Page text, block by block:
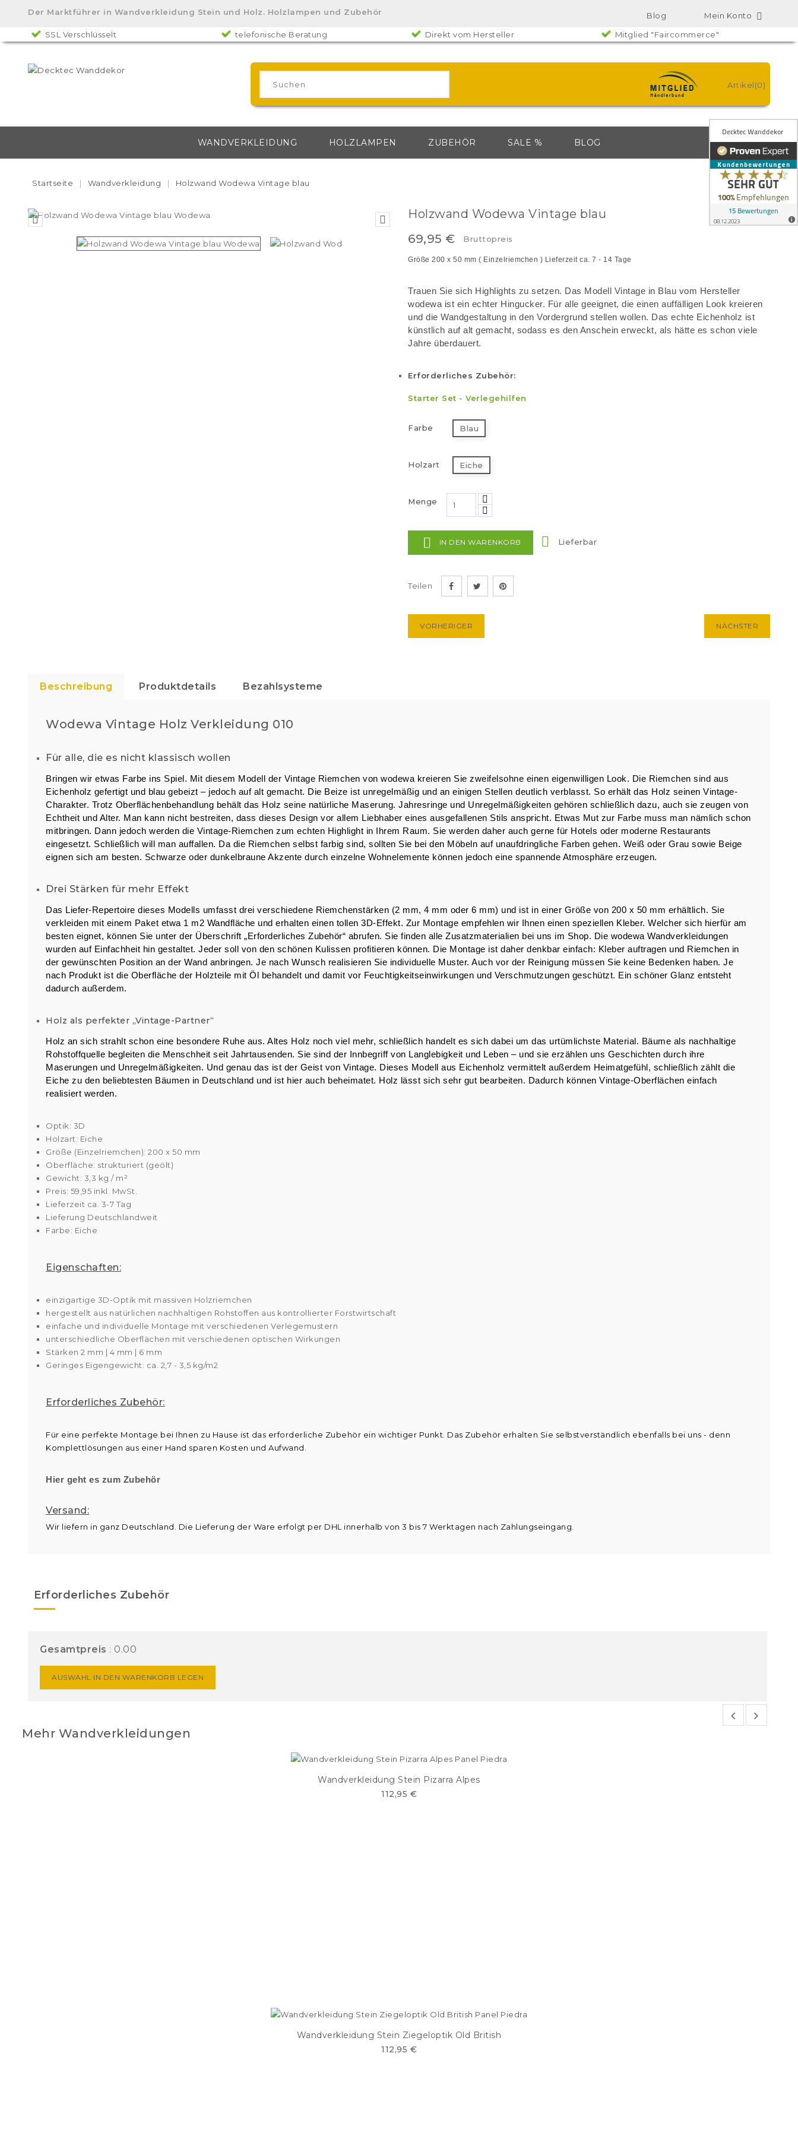
Der Marktführer in Wandverkleidung Stein und Holz. Holzlampen und Zubehör Mein Konto 
Blog
SSL Verschlüsselt
telefonische Beratung Direkt vom Hersteller Mitglied "Faircommerce"
Artikel(0)
WANDVERKLEIDUNG HOLZLAMPEN ZUBEHÖR SALE % BLOG
Startseite Wandverkleidung Holzwand Wodewa Vintage blau
 
Holzwand Wodewa Vintage blau
69,95 €
Bruttopreis
Größe 200 x 50 mm ( Einzelriemchen ) Lieferzeit ca. 7 - 14 Tage
Trauen Sie sich Highlights zu setzen. Das Modell Vintage in Blau vom Hersteller
wodewa ist ein echter Hingucker. Für alle geeignet, die einen auffälligen Look kreieren
und die Wandgestaltung in den Vordergrund stellen wollen. Das echte Eichenholz ist
künstlich auf alt gemacht, sodass es den Anschein erweckt, als hätte es schon viele
Jahre überdauert.
Erforderliches Zubehör:
Starter Set - Verlegehilfen
Farbe Blau
Holzart Eiche
Menge
 IN DEN WARENKORB  Lieferbar
Teilen
VORHERIGER NÄCHSTER
Beschreibung Produktdetails Bezahlsysteme
Wodewa Vintage Holz Verkleidung 010
Für alle, die es nicht klassisch wollen
Bringen wir etwas Farbe ins Spiel. Mit diesem Modell der Vintage Riemchen von wodewa kreieren Sie zweifelsohne einen eigenwilligen Look. Die Riemchen sind aus
Eichenholz gefertigt und blau gebeizt – jedoch auf alt gemacht. Die Beize ist unregelmäßig und an einigen Stellen deutlich verblasst. So erhält das Holz seinen Vintage-
Charakter. Trotz Oberflächenbehandlung behält das Holz seine natürliche Maserung. Jahresringe und Unregelmäßigkeiten gehören schließlich dazu, auch sie zeugen von
Echtheit und Alter. Man kann nicht bestreiten, dass dieses Design vor allem Liebhaber eines ausgefallenen Stils anspricht. Etwas Mut zur Farbe muss man nämlich schon
mitbringen. Dann jedoch werden die Vintage-Riemchen zum echten Highlight in Ihrem Raum. Sie werden daher auch gerne für Hotels oder moderne Restaurants
eingesetzt. Schließlich will man auffallen. Da die Riemchen selbst farbig sind, sollten Sie bei den Möbeln auf unaufdringliche Farben gehen. Weiß oder Grau sowie Beige
eignen sich am besten. Schwarze oder dunkelbraune Akzente durch einzelne Wohnelemente können jedoch eine spannende Atmosphäre erzeugen.
Drei Stärken für mehr Effekt
Das Liefer-Repertoire dieses Modells umfasst drei verschiedene Riemchenstärken (2 mm, 4 mm oder 6 mm) und ist in einer Größe von 200 x 50 mm erhältlich. Sie
verkleiden mit einem Paket etwa 1 m2 Wandfläche und erhalten einen tollen 3D-Effekt. Zur Montage empfehlen wir Ihnen einen speziellen Kleber. Welcher sich hierfür am
besten eignet, können Sie unter der Überschrift „Erforderliches Zubehör“ abrufen. Sie finden alle Zusatzmaterialien bei uns im Shop. Die wodewa Wandverkleidungen
wurden auf Einfachheit hin gestaltet. Jeder soll von den schönen Kulissen profitieren können. Die Montage ist daher denkbar einfach: Kleber auftragen und Riemchen in
der gewünschten Position an der Wand anbringen. Je nach Wunsch realisieren Sie individuelle Muster. Auch vor der Reinigung müssen Sie keine Bedenken haben. Je
nach Produkt ist die Oberfläche der Holzteile mit Öl behandelt und damit vor Feuchtigkeitseinwirkungen und Verschmutzungen geschützt. Ein schöner Glanz entsteht
dadurch außerdem.
Holz als perfekter „Vintage-Partner“
Holz an sich strahlt schon eine besondere Ruhe aus. Altes Holz noch viel mehr, schließlich handelt es sich dabei um das urtümlichste Material. Bäume als nachhaltige
Rohstoffquelle begleiten die Menschheit seit Jahrtausenden. Sie sind der Innbegriff von Langlebigkeit und Leben – und sie erzählen uns Geschichten durch ihre
Maserungen und Unregelmäßigkeiten. Und genau das ist der Geist von Vintage. Dieses Modell aus Eichenholz vermittelt außerdem Heimatgefühl, schließlich zählt die
Eiche zu den beliebtesten Bäumen in Deutschland und ist hier auch beheimatet. Holz lässt sich sehr gut bearbeiten. Dadurch können Vintage-Oberflächen einfach
realisiert werden.
Optik: 3D
Holzart: Eiche
Größe (Einzelriemchen): 200 x 50 mm
Oberfläche: strukturiert (geölt)
Gewicht: 3,3 kg / m²
Preis: 59,95 inkl. MwSt.
Lieferzeit ca. 3-7 Tag
Lieferung Deutschlandweit
Farbe: Eiche
Eigenschaften:
einzigartige 3D-Optik mit massiven Holzriemchen
hergestellt aus natürlichen nachhaltigen Rohstoffen aus kontrollierter Forstwirtschaft
einfache und individuelle Montage mit verschiedenen Verlegemustern
unterschiedliche Oberflächen mit verschiedenen optischen Wirkungen
Stärken 2 mm | 4 mm | 6 mm
Geringes Eigengewicht: ca. 2,7 - 3,5 kg/m2
Erforderliches Zubehör:
Für eine perfekte Montage bei Ihnen zu Hause ist das erforderliche Zubehör ein wichtiger Punkt. Das Zubehör erhalten Sie selbstverständlich ebenfalls bei uns - denn
Komplettlösungen aus einer Hand sparen Kosten und Aufwand.
Hier geht es zum Zubehör
Versand:
Wir liefern in ganz Deutschland. Die Lieferung der Ware erfolgt per DHL innerhalb von 3 bis 7 Werktagen nach Zahlungseingang.
Erforderliches Zubehör
Gesamtpreis : 0.00
AUSWAHL IN DEN WARENKORB LEGEN
Mehr Wandverkleidungen
Wandverkleidung Stein Pizarra Alpes
112,95 €
Wandverkleidung Stein Ziegeloptik Old British
112,95 €